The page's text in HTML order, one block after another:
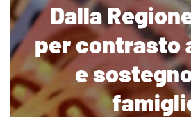
Dalla
per contrasto
e